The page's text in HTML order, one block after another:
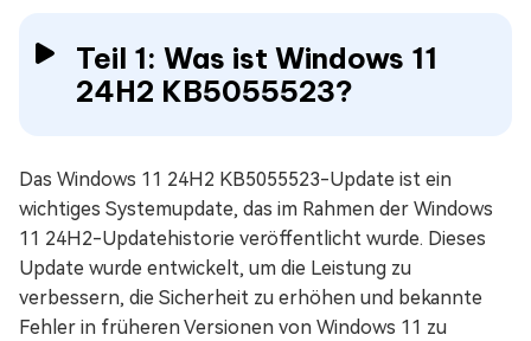
Teil 1: Was ist Windows 11
24H2 KB5055523?
Das Windows 11 24H2 KB5055523-Update ist ein
wichtiges Systemupdate, das im Rahmen der Windows
11 24H2-Updatehistorie veröffentlicht wurde. Dieses
Update wurde entwickelt, um die Leistung zu
verbessern, die Sicherheit zu erhöhen und bekannte
Fehler in früheren Versionen von Windows 11 zu